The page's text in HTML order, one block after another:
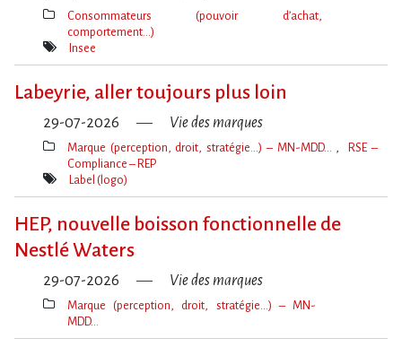
Thèmes(s)
Consommateurs (pouvoir d’achat,
comportement…)
Mot(s)-
Insee
Labeyrie, aller toujours plus loin
29-07-2026 Vie des marques
Thèmes(s)
Marque (perception, droit, stratégie…) – MN-MDD…
RSE –
Compliance – REP
Mot(s)-
Label (logo)
HEP, nouvelle boisson fonctionnelle de
Nestlé Waters
29-07-2026 Vie des marques
Thèmes(s)
Marque (perception, droit, stratégie…) – MN-
MDD…